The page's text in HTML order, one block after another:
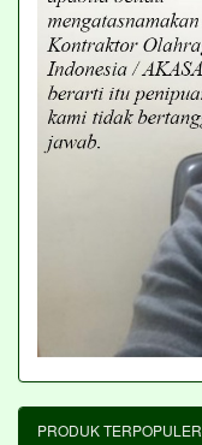
PRODUK TERPOPULER